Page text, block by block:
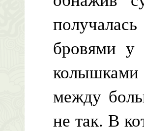
бровями у
колышками
между
не так. В